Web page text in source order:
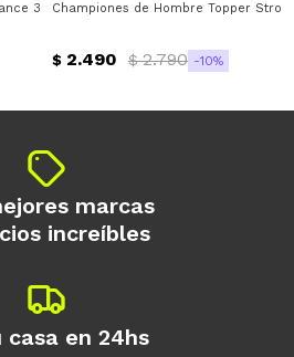
3 Topper - Negro
Championes de Hombre Topper
$ 2.490 $ 2.790 10
marcas
increíbles
casa en 24hs